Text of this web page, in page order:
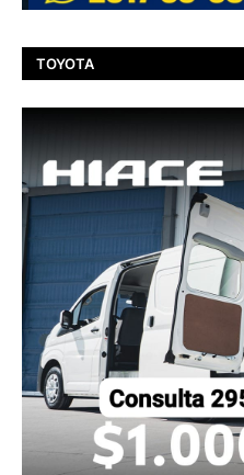
TOYOTA